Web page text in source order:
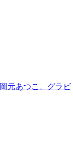
岡元あつこ、グラビ